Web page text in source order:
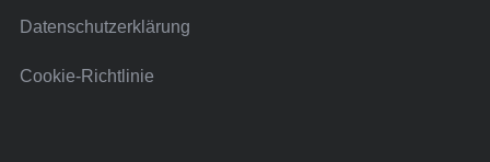
Datenschutzerklärung
Cookie-Richtlinie